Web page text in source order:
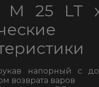
M 25 LT
напорный с
возврата варов